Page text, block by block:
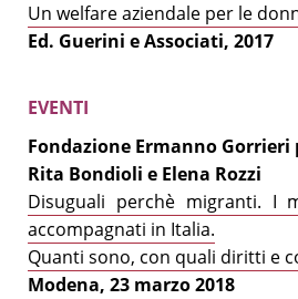
Un welfare aziendale per le
Ed. Guerini e Associati, 2017
EVENTI
Fondazione Ermanno
Rita Bondioli e Elena Rozzi
Disuguali perchè migranti. I
accompagnati in Italia.
Quanti sono, con quali diritti e
Modena, 23 marzo 2018